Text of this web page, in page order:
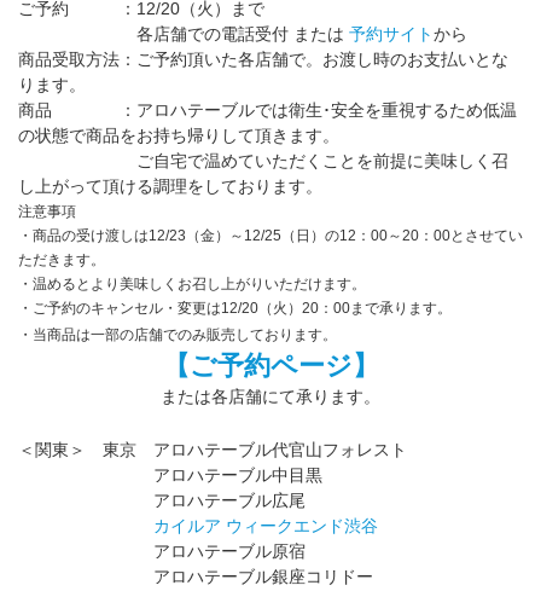
ご予約 ：12/20（火）まで
各店舗での電話受付 または 予約サイトから
商品受取方法：ご予約頂いた各店舗で。お渡し時のお支払いとな
ります。
商品 ：アロハテーブルでは衛生･安全を重視するため低温
の状態で商品をお持ち帰りして頂きます。
ご自宅で温めていただくことを前提に美味しく召
し上がって頂ける調理をしております。
注意事項
・商品の受け渡しは12/23（金）～12/25（日）の12：00～20：00とさせてい
ただきます。
・温めるとより美味しくお召し上がりいただけます。
・ご予約のキャンセル・変更は12/20（火）20：00まで承ります。
・当商品は一部の店舗でのみ販売しております。
【ご予約ページ】
または各店舗にて承ります。
＜関東＞ 東京 アロハテーブル代官山フォレスト
アロハテーブル中目黒
アロハテーブル広尾
カイルア ウィークエンド渋谷
アロハテーブル原宿
アロハテーブル銀座コリドー